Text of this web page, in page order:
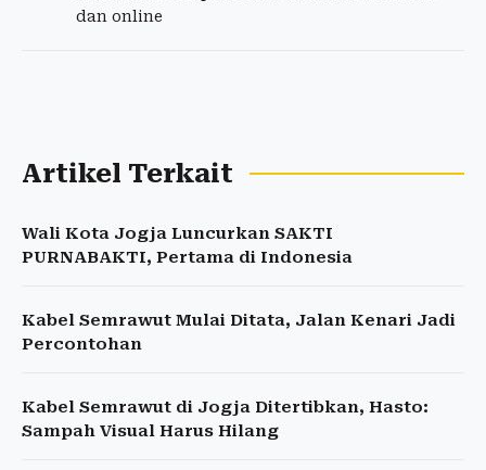
dan online
Artikel Terkait
Wali Kota Jogja Luncurkan SAKTI
PURNABAKTI, Pertama di Indonesia
Kabel Semrawut Mulai Ditata, Jalan Kenari Jadi
Percontohan
Kabel Semrawut di Jogja Ditertibkan, Hasto:
Sampah Visual Harus Hilang